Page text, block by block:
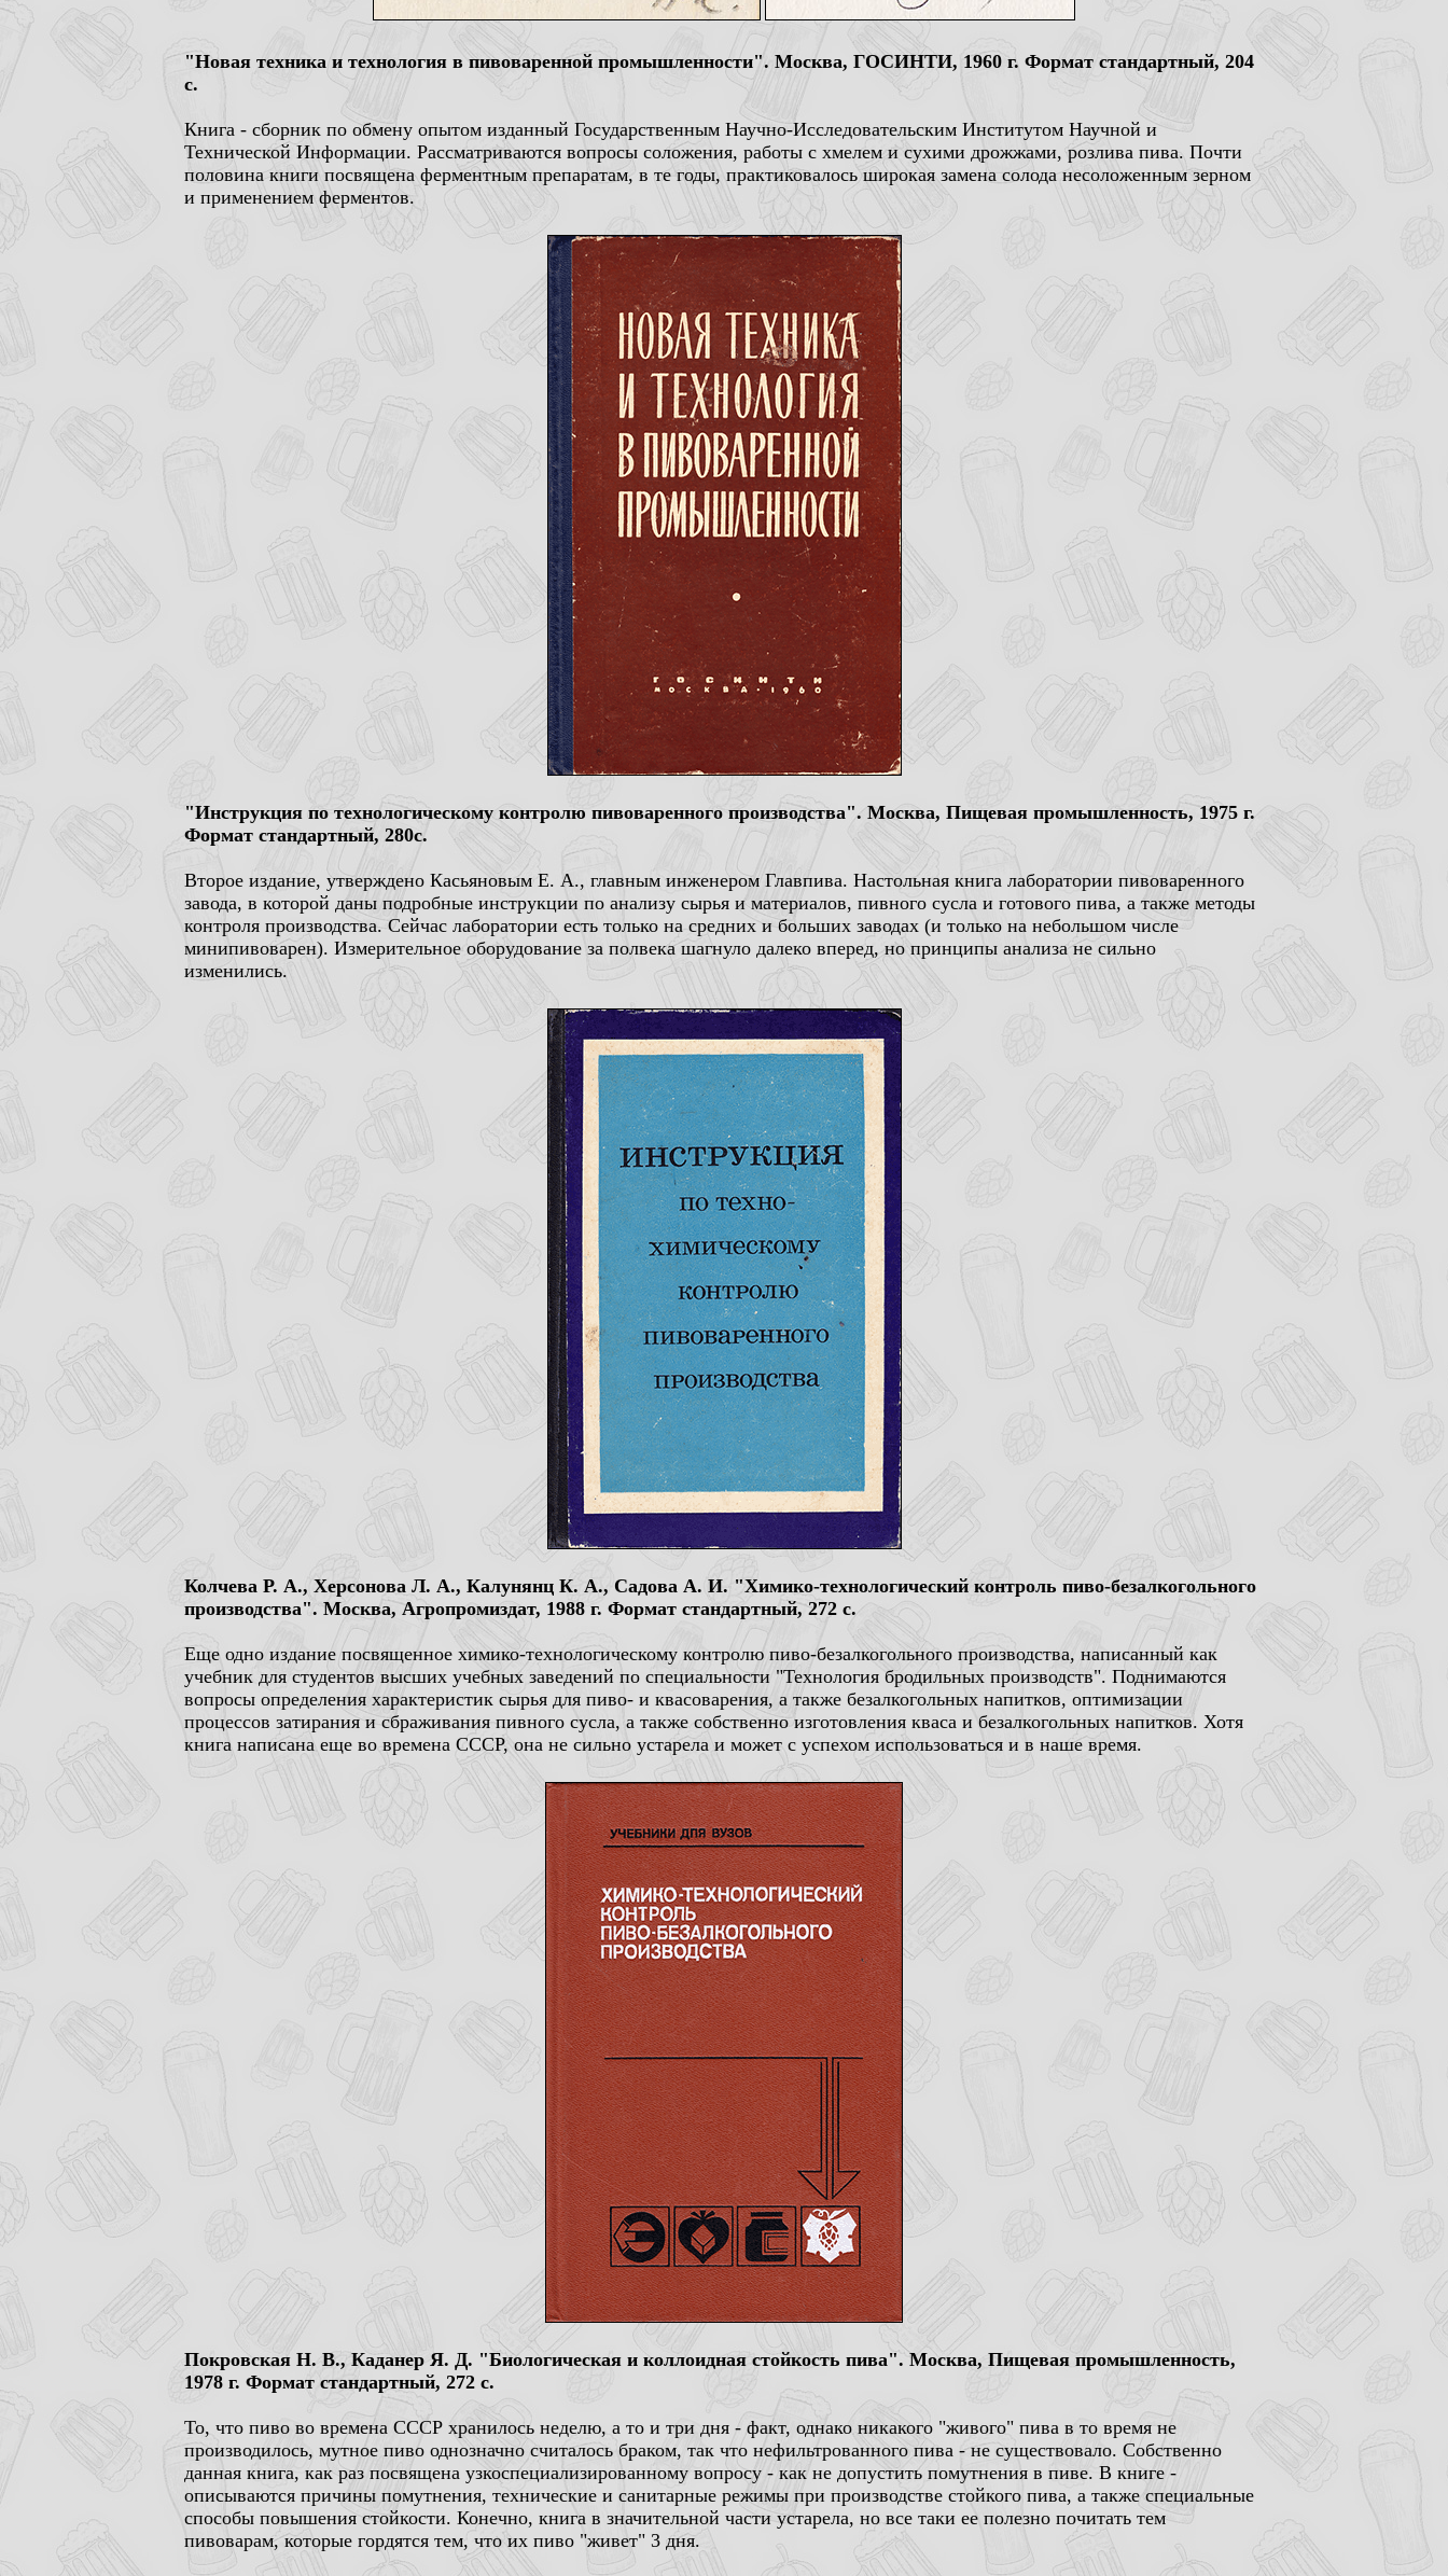
"Новая техника и технология в пивоваренной промышленности". Москва, ГОСИНТИ, 1960 г. Формат стандартный, 204
с.
Книга - сборник по обмену опытом изданный Государственным Научно-Исследовательским Институтом Научной и
Технической Информации. Рассматриваются вопросы соложения, работы с хмелем и сухими дрожжами, розлива пива. Почти
половина книги посвящена ферментным препаратам, в те годы, практиковалось широкая замена солода несоложенным зерном
и применением ферментов.
"Инструкция по технологическому контролю пивоваренного производства". Москва, Пищевая промышленность, 1975 г.
Формат стандартный, 280с.
Второе издание, утверждено Касьяновым Е. А., главным инженером Главпива. Настольная книга лаборатории пивоваренного
завода, в которой даны подробные инструкции по анализу сырья и материалов, пивного сусла и готового пива, а также методы
контроля производства. Сейчас лаборатории есть только на средних и больших заводах (и только на небольшом числе
минипивоварен). Измерительное оборудование за полвека шагнуло далеко вперед, но принципы анализа не сильно
изменились.
Колчева Р. А., Херсонова Л. А., Калунянц К. А., Садова А. И. "Химико-технологический контроль пиво-безалкогольного
производства". Москва, Агропромиздат, 1988 г. Формат стандартный, 272 с.
Еще одно издание посвященное химико-технологическому контролю пиво-безалкогольного производства, написанный как
учебник для студентов высших учебных заведений по специальности "Технология бродильных производств". Поднимаются
вопросы определения характеристик сырья для пиво- и квасоварения, а также безалкогольных напитков, оптимизации
процессов затирания и сбраживания пивного сусла, а также собственно изготовления кваса и безалкогольных напитков. Хотя
книга написана еще во времена СССР, она не сильно устарела и может с успехом использоваться и в наше время.
Покровская Н. В., Каданер Я. Д. "Биологическая и коллоидная стойкость пива". Москва, Пищевая промышленность,
1978 г. Формат стандартный, 272 с.
То, что пиво во времена СССР хранилось неделю, а то и три дня - факт, однако никакого "живого" пива в то время не
производилось, мутное пиво однозначно считалось браком, так что нефильтрованного пива - не существовало. Собственно
данная книга, как раз посвящена узкоспециализированному вопросу - как не допустить помутнения в пиве. В книге -
описываются причины помутнения, технические и санитарные режимы при производстве стойкого пива, а также специальные
способы повышения стойкости. Конечно, книга в значительной части устарела, но все таки ее полезно почитать тем
пивоварам, которые гордятся тем, что их пиво "живет" 3 дня.